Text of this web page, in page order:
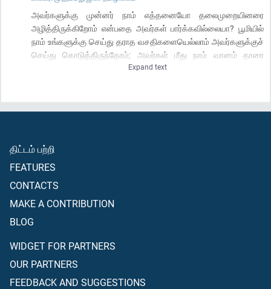
அவர்களுக்கு முன்னர் நாம் எத்தனையோ தலைமுறையினரை
அழித்திருக்கிறோம் என்பதை அவர்கள் பார்க்கவில்லையா? பூமியில்
நாம் உங்களுக்கு செய்து தராத வசதிகளையெல்லாம் அவர்களுக்குச்
செய்து கொடுத்திருந்தோம்; அவர்கள் மீது நாம் வானம் தாரை
தாரையாக மழை பெய்யுமாறு செய்து, அவர்களுக்குக் கீழே ஆறுகள்
Expand text
திட்டம் பற்றி
FEATURES
CONTACTS
MAKE A CONTRIBUTION
BLOG
WIDGET FOR PARTNERS
OUR PARTNERS
FEEDBACK AND SUGGESTIONS